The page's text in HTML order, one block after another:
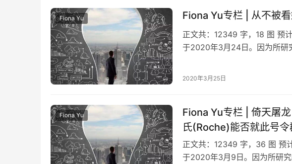
Fiona Yu Fiona Yu专栏 | 从不被
正文共：12349 字，18 图 预
于2020年3月24日。因为所研
2020年3月25日
Fiona Yu
Fiona Yu专栏 | 倚天屠
氏(Roche)能否就此号令
正文共：12349 字，36 图 预
于2020年3月9日。因为所研